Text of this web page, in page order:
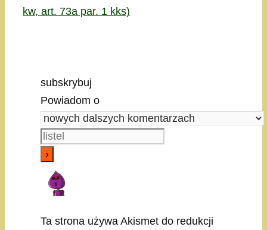
kw, art. 73a par. 1 kks)
subskrybuj
Powiadom o
Ta strona używa Akismet do redukcji